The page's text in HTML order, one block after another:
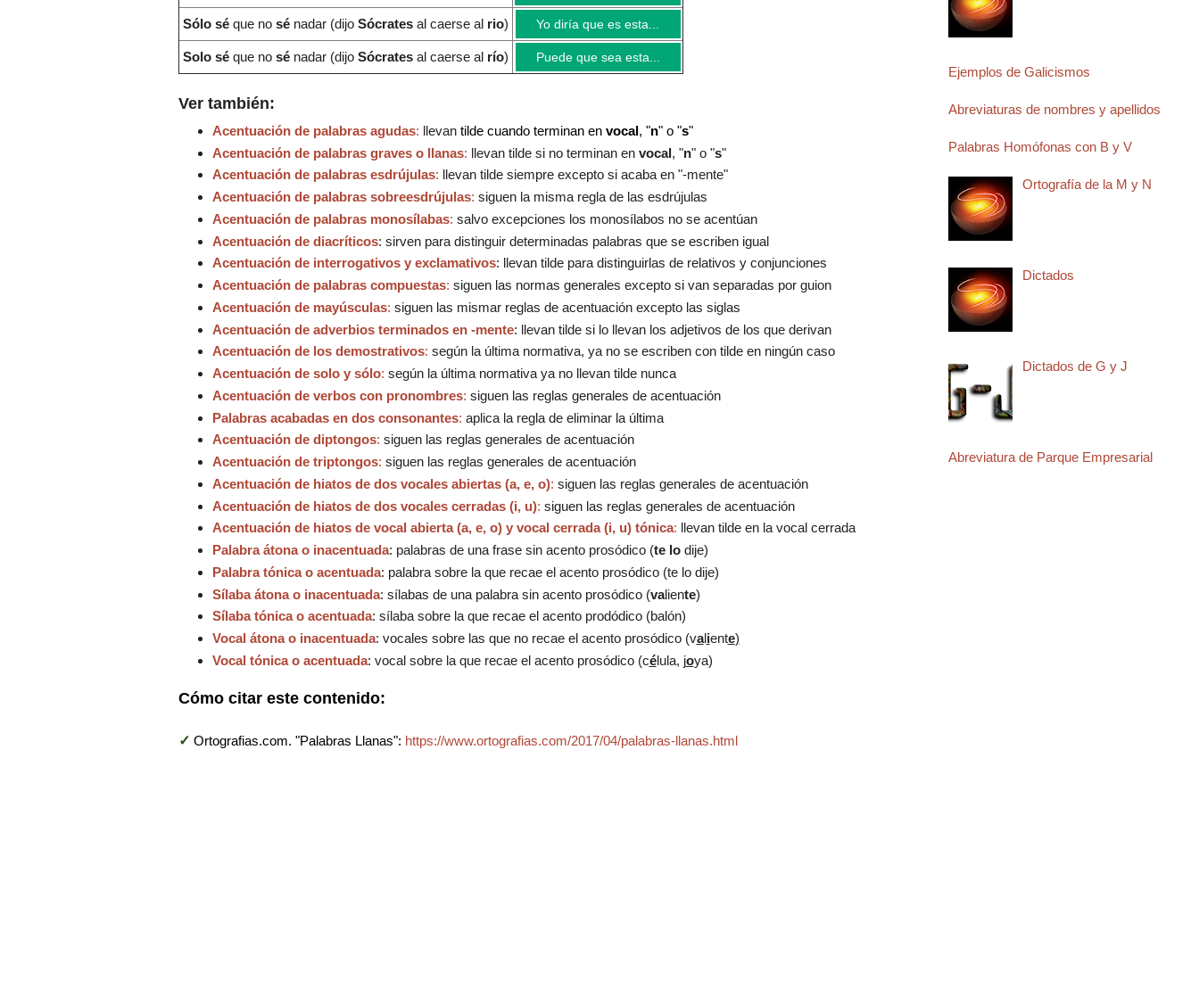
Sólo sé que no sé nadar (dijo Sócrates al caerse al rio) Yo diría que es esta...
Solo sé que no sé nadar (dijo Sócrates al caerse al río) Puede que sea esta...
Ver también:
Acentuación de palabras agudas: llevantilde cuando terminan en vocal, "n" o "s"
Acentuación de palabras graves o llanas: llevan tilde si no terminan en vocal, "n" o "s"
Acentuación de palabras esdrújulas: llevan tilde siempre excepto si acaba en "-mente"
Acentuación de palabras sobreesdrújulas: siguen la misma regla de las esdrújulas
Acentuación de palabras monosílabas: salvo excepciones los monosílabos no se acentúan
Acentuación de diacríticos: sirven para distinguir determinadas palabras que se escriben igual
Acentuación de interrogativos y exclamativos: llevan tilde para distinguirlas de relativos y conjunciones
Acentuación de palabras compuestas: siguen las normas generales excepto si van separadas por guion
Acentuación de mayúsculas: siguen las mismar reglas de acentuación excepto las siglas
Acentuación de adverbios terminados en -mente: llevan tilde si lo llevan los adjetivos de los que derivan
Acentuación de los demostrativos: según la última normativa, ya no se escriben con tilde en ningún caso
Acentuación de solo y sólo: según la última normativa ya no llevan tilde nunca
Acentuación de verbos con pronombres: siguen las reglas generales de acentuación
Palabras acabadas en dos consonantes: aplica la regla de eliminar la última
Acentuación de diptongos: siguen las reglas generales de acentuación
Acentuación de triptongos: siguen las reglas generales de acentuación
Acentuación de hiatos de dos vocales abiertas (a, e, o): siguen las reglas generales de acentuación
Acentuación de hiatos de dos vocales cerradas (i, u): siguen las reglas generales de acentuación
Acentuación de hiatos de vocal abierta (a, e, o) y vocal cerrada (i, u) tónica: llevan tilde en la vocal cerrada
Palabra átona o inacentuada: palabras de una frase sin acento prosódico (te lodije)
Palabra tónica o acentuada: palabra sobre la que recae el acento prosódico (te lo dije)
Sílaba átona o inacentuada: sílabas de una palabra sin acento prosódico (valiente)
Sílaba tónica o acentuada: sílaba sobre la que recae el acento prodódico (balón)
Vocal átona o inacentuada: vocales sobre las que no recae el acento prosódico (valiente)
Vocal tónica o acentuada: vocal sobre la que recae el acento prosódico (célula, joya)
Cómo citar este contenido:
✓ Ortografias.com. "Palabras Llanas": https://www.ortografias.com/2017/04/palabras-llanas.html
Ejemplos de Galicismos
Abreviaturas de nombres y apellidos
Palabras Homófonas con B y V
Ortografía de la M y N
Dictados
Dictados de G y J
Abreviatura de Parque Empresarial